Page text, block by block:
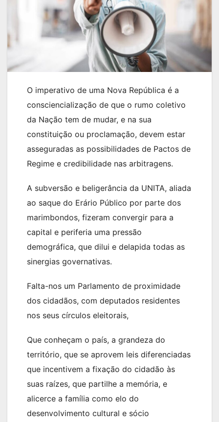
O imperativo de uma Nova República é a
consciencialização de que o rumo coletivo
da Nação tem de mudar, e na sua
constituição ou proclamação, devem estar
asseguradas as possibilidades de Pactos de
Regime e credibilidade nas arbitragens.
A subversão e beligerância da UNITA, aliada
ao saque do Erário Público por parte dos
marimbondos, fizeram convergir para a
capital e periferia uma pressão
demográfica, que dilui e delapida todas as
sinergias governativas.
Falta-nos um Parlamento de proximidade
dos cidadãos, com deputados residentes
nos seus círculos eleitorais,
Que conheçam o país, a grandeza do
território, que se aprovem leis diferenciadas
que incentivem a fixação do cidadão às
suas raízes, que partilhe a memória, e
alicerce a família como elo do
desenvolvimento cultural e sócio